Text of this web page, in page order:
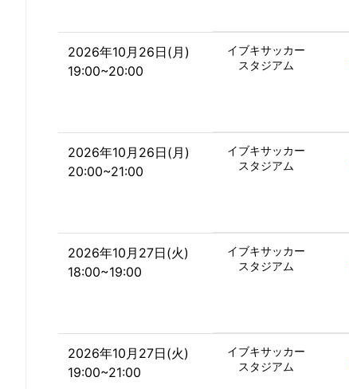
2026年10月26日(月)
19:00~20:00
イブキサッカー
スタジアム
2026年10月26日(月)
20:00~21:00
イブキサッカー
スタジアム
2026年10月27日(火)
18:00~19:00
イブキサッカー
スタジアム
2026年10月27日(火)
19:00~21:00
イブキサッカー
スタジアム